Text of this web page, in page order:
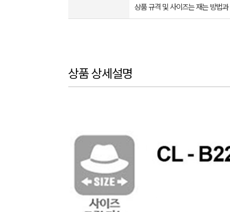
상품 규격 및 사이즈는 재는 방법
상품 상세설명